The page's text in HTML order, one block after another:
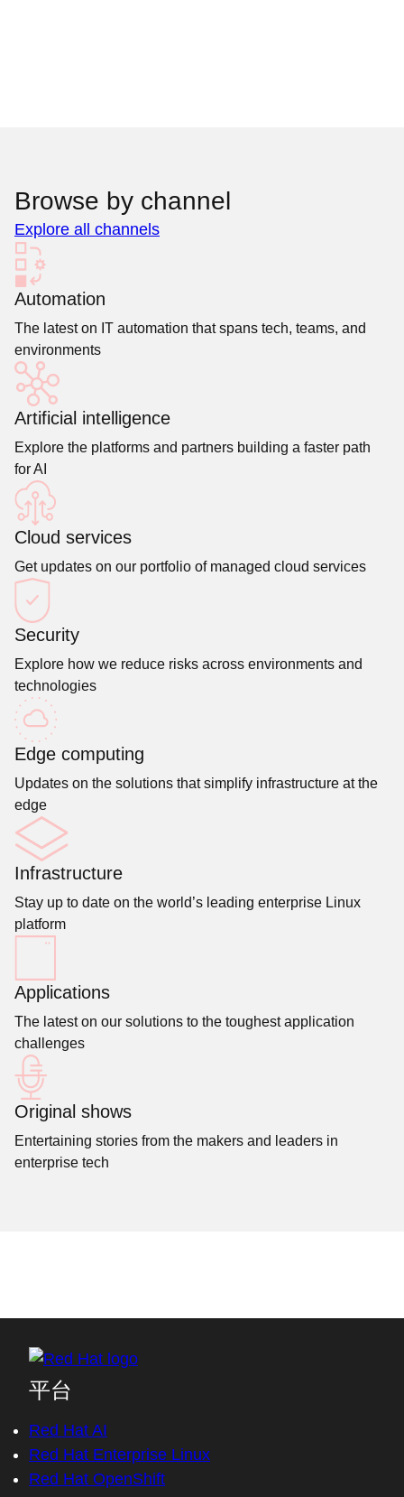
Browse by channel
Explore all channels
Automation
The latest on IT automation that spans tech, teams, and
environments
Artificial intelligence
Explore the platforms and partners building a faster path
for AI
Cloud services
Get updates on our portfolio of managed cloud services
Security
Explore how we reduce risks across environments and
technologies
Edge computing
Updates on the solutions that simplify infrastructure at the
edge
Infrastructure
Stay up to date on the world’s leading enterprise Linux
platform
Applications
The latest on our solutions to the toughest application
challenges
Original shows
Entertaining stories from the makers and leaders in
enterprise tech
平台
Red Hat AI
Red Hat Enterprise Linux
Red Hat OpenShift